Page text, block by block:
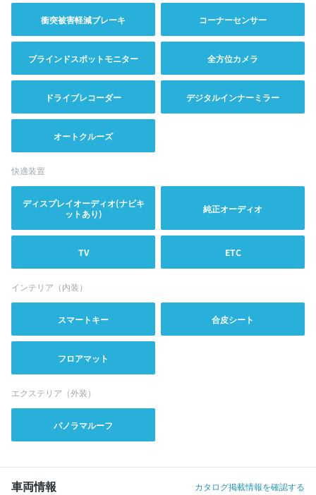
衝突被害軽減ブレーキ コーナーセンサー
ブラインドスポットモニター 全方位カメラ
ドライブレコーダー デジタルインナーミラー
オートクルーズ
快適装置
ディスプレイオーディオ(ナビキ
ットあり)
純正オーディオ
TV ETC
インテリア（内装）
スマートキー 合皮シート
フロアマット
エクステリア（外装）
パノラマルーフ
車両情報 カタログ掲載情報を確認する